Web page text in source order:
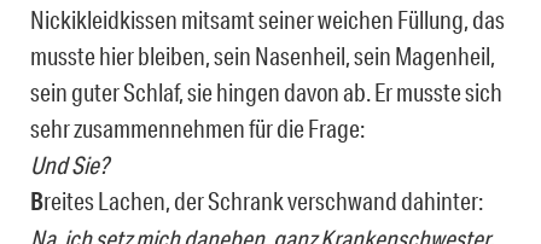
Nickikleidkissen mitsamt seiner weichen Füllung, das
musste hier bleiben, sein Nasenheil, sein Magenheil,
sein guter Schlaf, sie hingen davon ab. Er musste sich
sehr zusammennehmen für die Frage:
Und Sie?
Breites Lachen, der Schrank verschwand dahinter: